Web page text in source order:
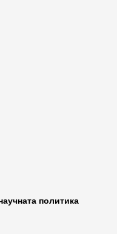
политика